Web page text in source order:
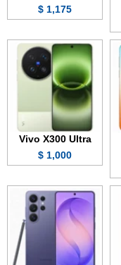
1,175 $
Vivo X300 Ultra
1,000 $